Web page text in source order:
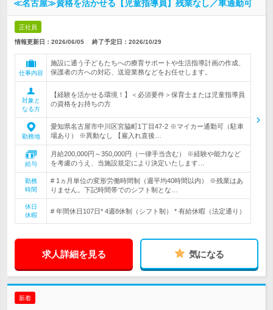
≪名古屋≫資格を活かせる【児童指導員】残業なし／車通勤可
正社員
情報更新日：2026/06/05 終了予定日： 2026/10/29
仕事内容
施設に通う子どもたちへの療育サポートや生活指導計画の作成、
保護者の方への対応、送迎業務などをお任せします。
対象と
なる方
【経験を活かせる環境！】＜必須要件＞保育士または児童指導員
の資格をお持ちの方
勤務地
愛知県名古屋市中川区宮脇町1丁目47-2 ※マイカー通勤可（駐車
場あり） ※異動なし 【雇入れ直後…
給与
月給200,000円～350,000円（一律手当含む） ※経験や能力など
を考慮のうえ、当施設規定により決定いたします…
勤務
時間
# 1ヵ月単位の変形労働時間制（週平均40時間以内） ※残業はあ
りません。下記時間帯でのシフト制とな…
休日
休暇
# 年間休日107日* 4週8休制（シフト制） * 有給休暇（法定通り）
求人詳細を見る 気になる
新着